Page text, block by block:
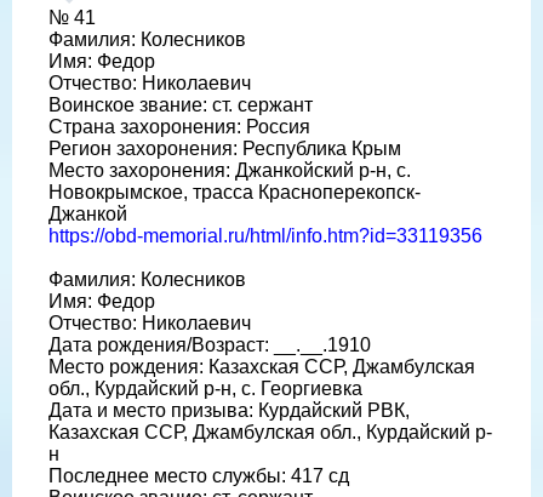
№ 41
Фамилия: Колесников
Имя: Федор
Отчество: Николаевич
Воинское звание: ст. сержант
Страна захоронения: Россия
Регион захоронения: Республика Крым
Место захоронения: Джанкойский р-н, с.
Новокрымское, трасса Красноперекопск-
Джанкой
https://obd-memorial.ru/html/info.htm?id=33119356
Фамилия: Колесников
Имя: Федор
Отчество: Николаевич
Дата рождения/Возраст: __.__.1910
Место рождения: Казахская ССР, Джамбулская
обл., Курдайский р-н, с. Георгиевка
Дата и место призыва: Курдайский РВК,
Казахская ССР, Джамбулская обл., Курдайский р-
н
Последнее место службы: 417 сд